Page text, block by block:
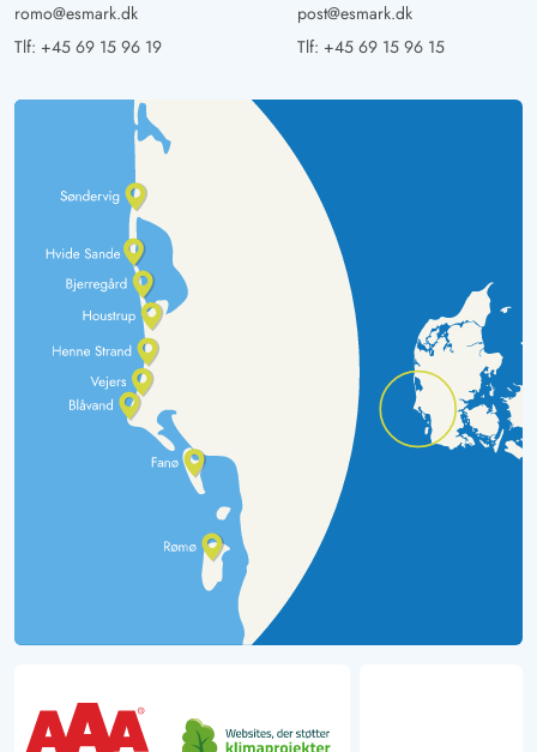
romo@esmark.dk
Tlf: +45 69 15 96 19
post@esmark.dk
Tlf: +45 69 15 96 15